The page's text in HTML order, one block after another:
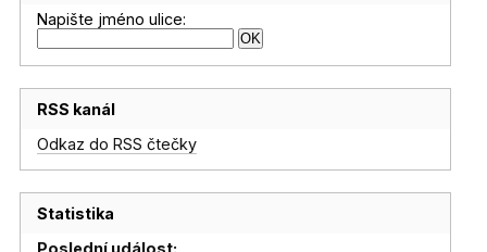
Napište jméno ulice:
RSS kanál
Odkaz do RSS čtečky
Statistika